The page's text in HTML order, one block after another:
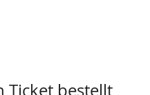
Ticket bestellt